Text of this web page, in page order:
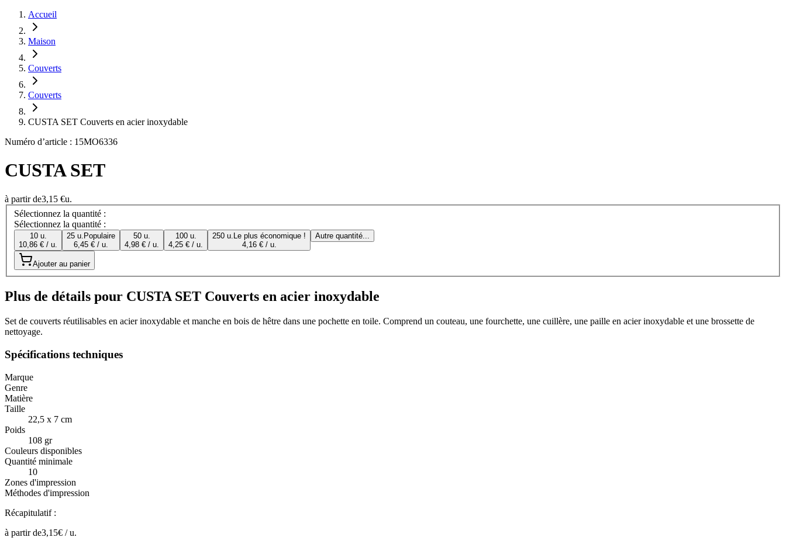
Accueil
Maison
Couverts
Couverts
CUSTA SET Couverts en acier inoxydable
Numéro d’article : 15MO6336
CUSTA SET
à partir de3,15 €u.
Sélectionnez la quantité :
Sélectionnez la quantité :
10 u.
10,86 € / u.
25 u. Populaire
6,45 € / u.
50 u.
4,98 € / u.
100 u.
4,25 € / u.
250 u. Le plus économique !
4,16 € / u.
Autre quantité...
Ajouter au panier
Plus de détails pour CUSTA SET Couverts en acier inoxydable
Set de couverts réutilisables en acier inoxydable et manche en bois de hêtre dans une pochette en toile. Comprend un couteau, une fourchette, une cuillère, une paille en acier inoxydable et une brossette de
nettoyage.
Spécifications techniques
Marque
Genre
Matière
Taille
22,5 x 7 cm
Poids
108 gr
Couleurs disponibles
Quantité minimale
10
Zones d'impression
Méthodes d'impression
Récapitulatif :
à partir de3,15€ /u.